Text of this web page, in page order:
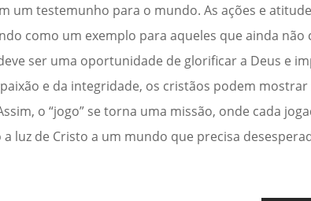
um testemunho para o mundo. As ações e
como um exemplo para aqueles que ainda não
ser uma oportunidade de glorificar a Deus e
e da integridade, os cristãos podem mostrar
o “jogo” se torna uma missão, onde cada
luz de Cristo a um mundo que precisa